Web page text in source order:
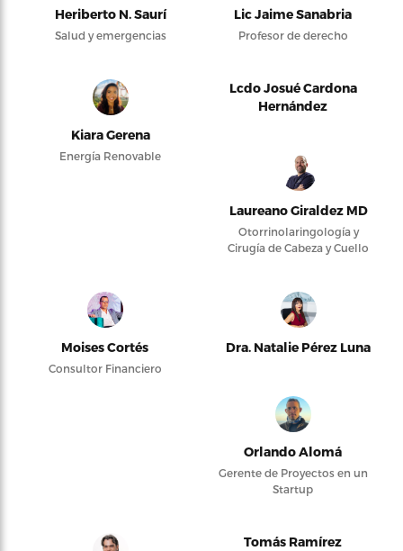
Heriberto N. Saurí
Salud y emergencias
Lic Jaime Sanabria
Profesor de derecho
Kiara Gerena
Energía Renovable
Lcdo Josué Cardona
Hernández
Laureano Giraldez MD
Otorrinolaringología y
Cirugía de Cabeza y Cuello
Moises Cortés
Consultor Financiero
Dra. Natalie Pérez Luna
Orlando Alomá
Gerente de Proyectos en un
Startup
Tomás Ramírez